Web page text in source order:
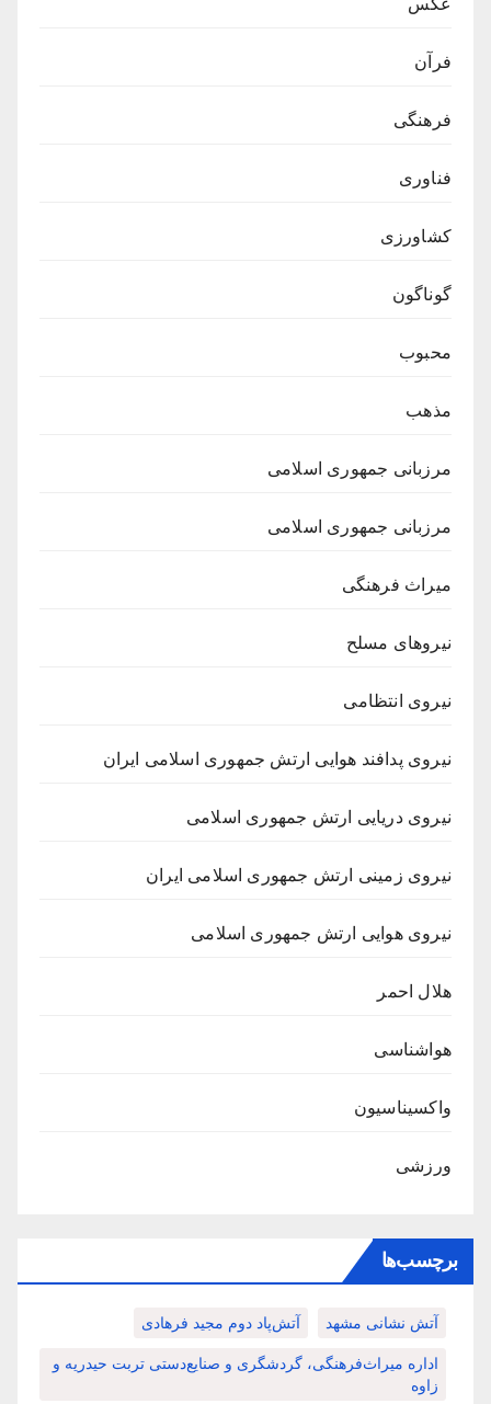
عکس
فرآن
فرهنگی
فناوری
کشاورزی
گوناگون
محبوب
مذهب
مرزبانی جمهوری اسلامی
مرزبانی جمهوری اسلامی
میراث فرهنگی
نیروهای مسلح
نیروی انتظامی
نیروی پدافند هوایی ارتش جمهوری اسلامی ایران
نیروی دریایی ارتش جمهوری اسلامی
نیروی زمینی ارتش جمهوری اسلامی ایران
نیروی هوایی ارتش جمهوری اسلامی
هلال احمر
هواشناسی
واکسیناسیون
ورزشی
برچسب‌ها
آتش نشانی مشهد آتش‌پاد دوم مجید فرهادی
اداره میراث‌فرهنگی، گردشگری و صنایع‌دستی تربت حیدریه و
زاوه